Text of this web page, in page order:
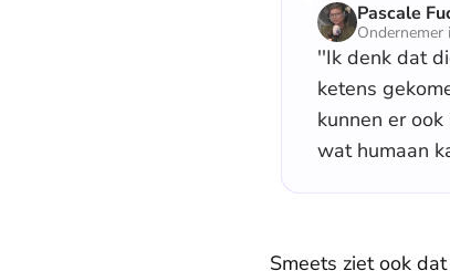
Pascale
Ondernemer
''Ik denk dat
ketens
kunnen er
wat humaan
Smeets ziet ook